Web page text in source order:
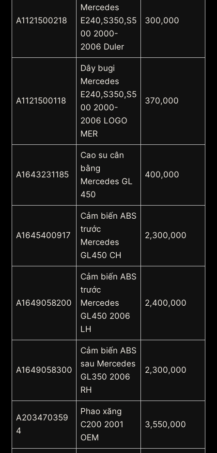
A1121500218
Mercedes
E240,S350,S5
00 2000-
2006 Duler
300,000
A1121500118
Dây bugi
Mercedes
E240,S350,S5
00 2000-
2006 LOGO
MER
370,000
A1643231185
Cao su cân
bằng
Mercedes GL
450
400,000
A1645400917
Cảm biến ABS
trước
Mercedes
GL450 CH
2,300,000
A1649058200
Cảm biến ABS
trước
Mercedes
GL450 2006
LH
2,400,000
A1649058300
Cảm biến ABS
sau Mercedes
GL350 2006
RH
2,300,000
A203470359
4
Phao xăng
C200 2001
OEM
3,550,000